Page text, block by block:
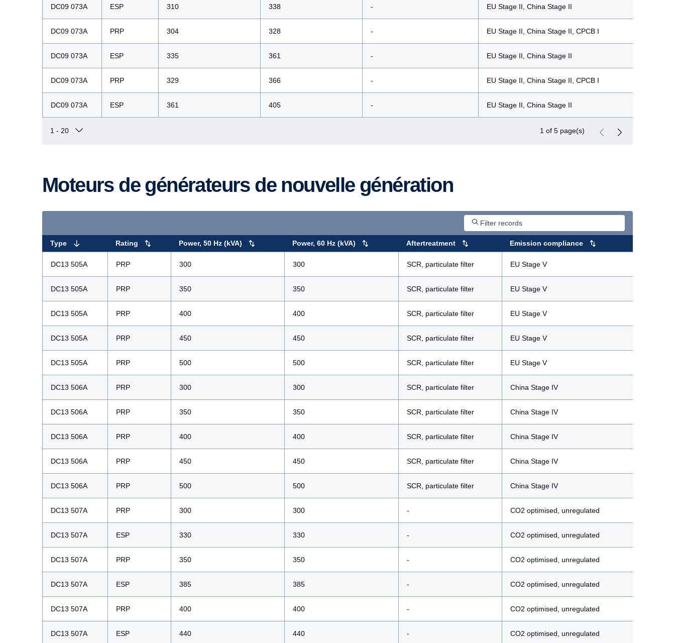
DC09 073A ESP 310 338 - EU Stage II, China Stage II
DC09 073A PRP 304 328 - EU Stage II, China Stage II, CPCB I
DC09 073A ESP 335 361 - EU Stage II, China Stage II
DC09 073A PRP 329 366 - EU Stage II, China Stage II, CPCB I
DC09 073A ESP 361 405 - EU Stage II, China Stage II
1 of 5 page(s)
Moteurs de générateurs de nouvelle génération
Type Rating Power, 50 Hz (kVA) Power, 60 Hz (kVA) Aftertreatment Emission compliance
DC13 505A PRP 300 300 SCR, particulate filter EU Stage V
DC13 505A PRP 350 350 SCR, particulate filter EU Stage V
DC13 505A PRP 400 400 SCR, particulate filter EU Stage V
DC13 505A PRP 450 450 SCR, particulate filter EU Stage V
DC13 505A PRP 500 500 SCR, particulate filter EU Stage V
DC13 506A PRP 300 300 SCR, particulate filter China Stage IV
DC13 506A PRP 350 350 SCR, particulate filter China Stage IV
DC13 506A PRP 400 400 SCR, particulate filter China Stage IV
DC13 506A PRP 450 450 SCR, particulate filter China Stage IV
DC13 506A PRP 500 500 SCR, particulate filter China Stage IV
DC13 507A PRP 300 300 - CO2 optimised, unregulated
DC13 507A ESP 330 330 - CO2 optimised, unregulated
DC13 507A PRP 350 350 - CO2 optimised, unregulated
DC13 507A ESP 385 385 - CO2 optimised, unregulated
DC13 507A PRP 400 400 - CO2 optimised, unregulated
DC13 507A ESP 440 440 - CO2 optimised, unregulated